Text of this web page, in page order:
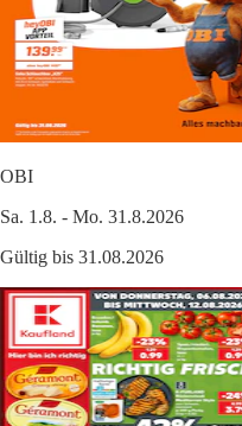
OBI
Sa. 1.8. - Mo. 31.8.2026
Gültig bis 31.08.2026